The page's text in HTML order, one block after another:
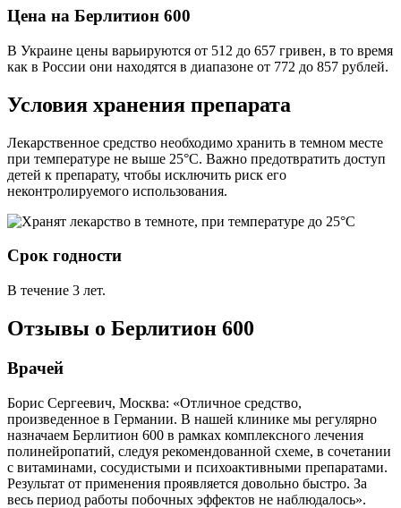
Цена на Берлитион 600
В Украине цены варьируются от 512 до 657 гривен, в то время
как в России они находятся в диапазоне от 772 до 857 рублей.
Условия хранения препарата
Лекарственное средство необходимо хранить в темном месте
при температуре не выше 25°С. Важно предотвратить доступ
детей к препарату, чтобы исключить риск его
неконтролируемого использования.
Срок годности
В течение 3 лет.
Отзывы о Берлитион 600
Врачей
Борис Сергеевич, Москва: «Отличное средство,
произведенное в Германии. В нашей клинике мы регулярно
назначаем Берлитион 600 в рамках комплексного лечения
полинейропатий, следуя рекомендованной схеме, в сочетании
с витаминами, сосудистыми и психоактивными препаратами.
Результат от применения проявляется довольно быстро. За
весь период работы побочных эффектов не наблюдалось».